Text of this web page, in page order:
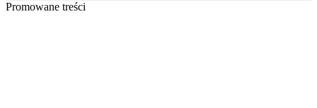
Promowane treści